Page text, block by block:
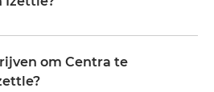
records zoals
voorraadniveaus,
om Centra te